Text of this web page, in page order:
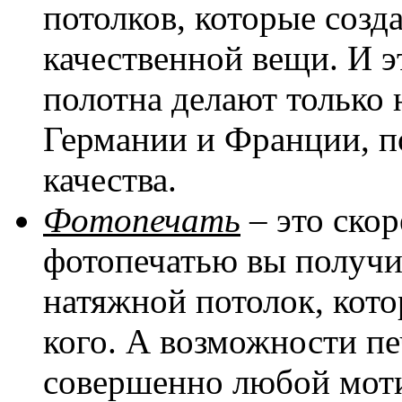
потолков, которые
качественной вещи. И
полотна делают
Германии и Франции,
качества.
Фотопечать – это
фотопечатью вы
натяжной потолок,
кого. А возможности
совершенно любой